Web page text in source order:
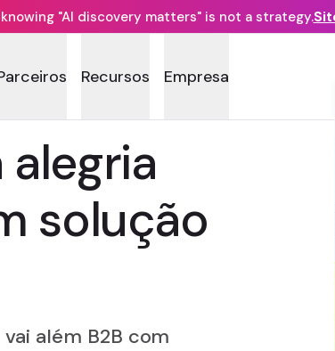
knowing "AI discovery matters" is not a strategy.
Recursos Empresa
solução
além B2B com